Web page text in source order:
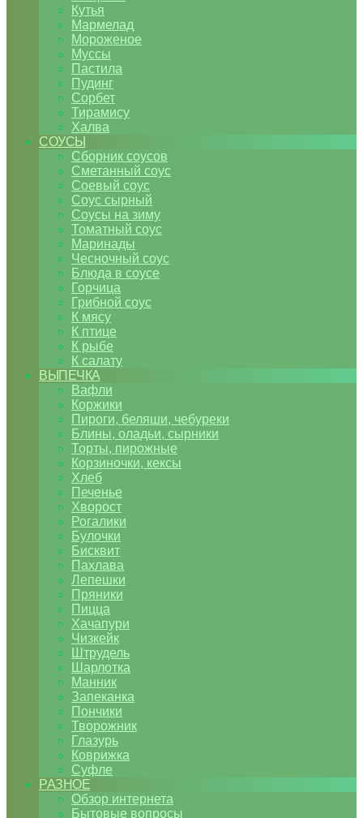
Кутья
Мармелад
Мороженое
Муссы
Пастила
Пудинг
Сорбет
Тирамису
Халва
СОУСЫ
Сборник соусов
Сметанный соус
Соевый соус
Соус сырный
Соусы на зиму
Томатный соус
Маринады
Чесночный соус
Блюда в соусе
Горчица
Грибной соус
К мясу
К птице
К рыбе
К салату
ВЫПЕЧКА
Вафли
Коржики
Пироги, беляши, чебуреки
Блины, оладьи, сырники
Торты, пирожные
Корзиночки, кексы
Хлеб
Печенье
Хворост
Рогалики
Булочки
Бисквит
Пахлава
Лепешки
Пряники
Пицца
Хачапури
Чизкейк
Штрудель
Шарлотка
Манник
Запеканка
Пончики
Творожник
Глазурь
Коврижка
Суфле
РАЗНОЕ
Обзор интернета
Бытовые вопросы